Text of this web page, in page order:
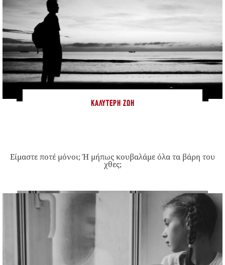
ΚΑΛΎΤΕΡΗ ΖΩΉ
Είμαστε ποτέ μόνοι; Ή μήπως κουβαλάμε όλα τα βάρη του
χθες;